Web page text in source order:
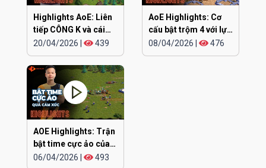
Highlights AoE: Liên
tiếp CÔNG K và cái
kết
20/04/2026 439
AoE Highlights: Cơ
cấu bật trộm 4 với lực
siêu khỏe
08/04/2026 476
AOE Highlights: Trận
bật time cực ảo của
CHIP
06/04/2026 493